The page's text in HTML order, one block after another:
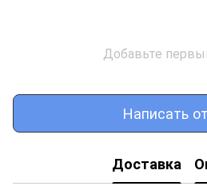
Добавьте
Написать
Доставка